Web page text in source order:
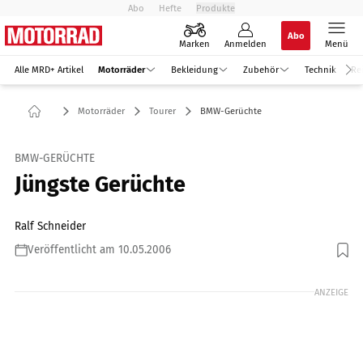
Abo Hefte Produkte
Marken Anmelden
Abo
Menü
Alle MRD+ Artikel Motorräder Bekleidung Zubehör Technik
Motorräder Tourer BMW-Gerüchte
BMW-GERÜCHTE
Jüngste Gerüchte
Ralf Schneider
Veröffentlicht am 10.05.2006
Foto: Retusche: van Wayen
ANZEIGE